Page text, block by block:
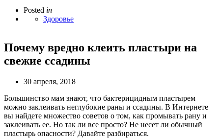
Posted in
Здоровье
Почему вредно клеить пластыри на
свежие ссадины
30 апреля, 2018
Большинство мам знают, что бактерицидным пластырем
можно заклеивать неглубокие раны и ссадины. В Интернете
вы найдете множество советов о том, как промывать рану и
заклеивать ее. Но так ли все просто? Не несет ли обычный
пластырь опасности? Давайте разбираться.